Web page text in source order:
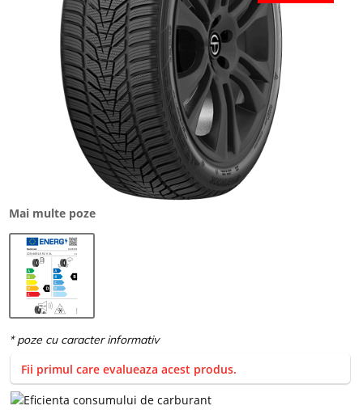
Mai multe poze
Fii primul care evalueaza acest produs.